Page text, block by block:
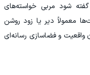
شود مربی خواسته‌های
معمولاً دیر یا زود روشن
واقعیت و فضاسازی رسانه‌ای